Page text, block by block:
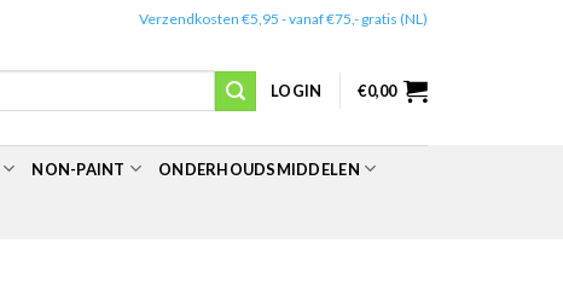
Verzendkosten €5,95 - vanaf €75,- gratis (NL)
LOGIN €0,00
NON-PAINT ONDERHOUDSMIDDELEN